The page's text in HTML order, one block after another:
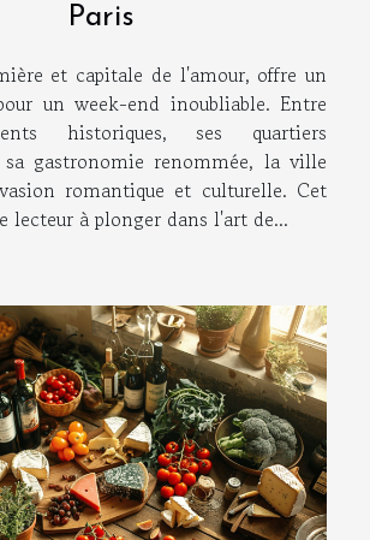
Paris
et capitale de l'amour, offre un
un week-end inoubliable. Entre
historiques, ses quartiers
gastronomie renommée, la ville
romantique et culturelle. Cet
lecteur à plonger dans l'art de...